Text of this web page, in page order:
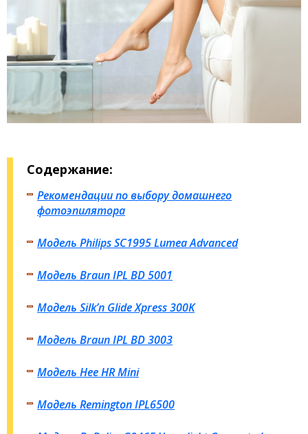
Содержание:
Рекомендации по выбору домашнего
фотоэпилятора
Модель Philips SC1995 Lumea Advanced
Модель Braun IPL BD 5001
Модель Silk’n Glide Xpress 300K
Модель Braun IPL BD 3003
Модель Hee HR Mini
Модель Remington IPL6500